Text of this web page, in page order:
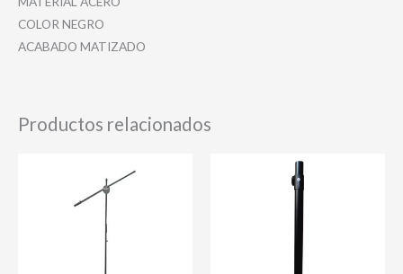
COLOR NEGRO
ACABADO MATIZADO
Productos relacionados